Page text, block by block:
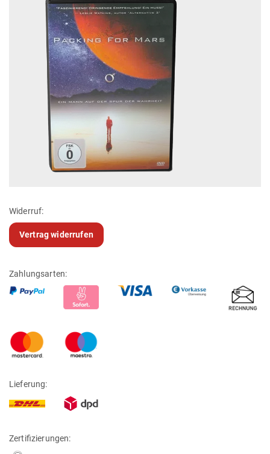
Widerruf:
Vertrag widerrufen
Zahlungsarten:
Lieferung:
Zertifizierungen: